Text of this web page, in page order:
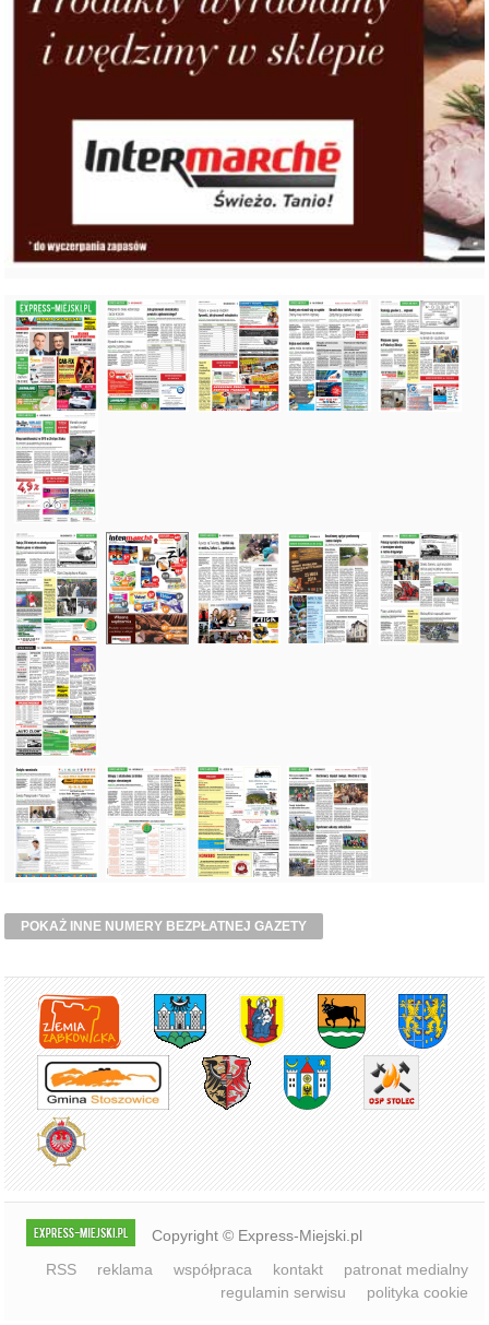
POKAŻ INNE NUMERY BEZPŁATNEJ GAZETY
Copyright © Express-Miejski.pl
RSS
reklama współpraca kontakt
patronat medialny
regulamin serwisu
polityka cookie